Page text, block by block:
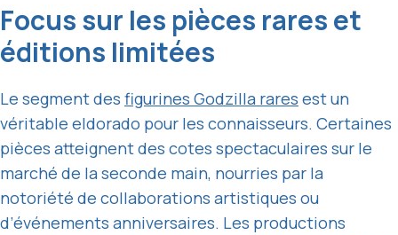
Focus sur les pièces rares et
éditions limitées
Le segment des figurines Godzilla rares est un
véritable eldorado pour les connaisseurs. Certaines
pièces atteignent des cotes spectaculaires sur le
marché de la seconde main, nourries par la
notoriété de collaborations artistiques ou
d’événements anniversaires. Les productions